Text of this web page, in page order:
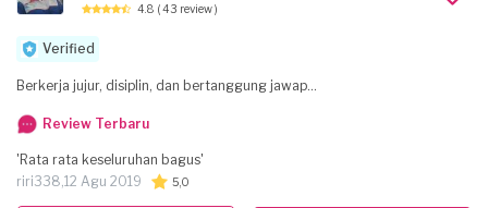
4.8 ( 43 review )
Verified
Berkerja jujur, disiplin, dan bertanggung jawap...
Review Terbaru
'Rata rata keseluruhan bagus'
riri338,12 Agu 2019 5,0